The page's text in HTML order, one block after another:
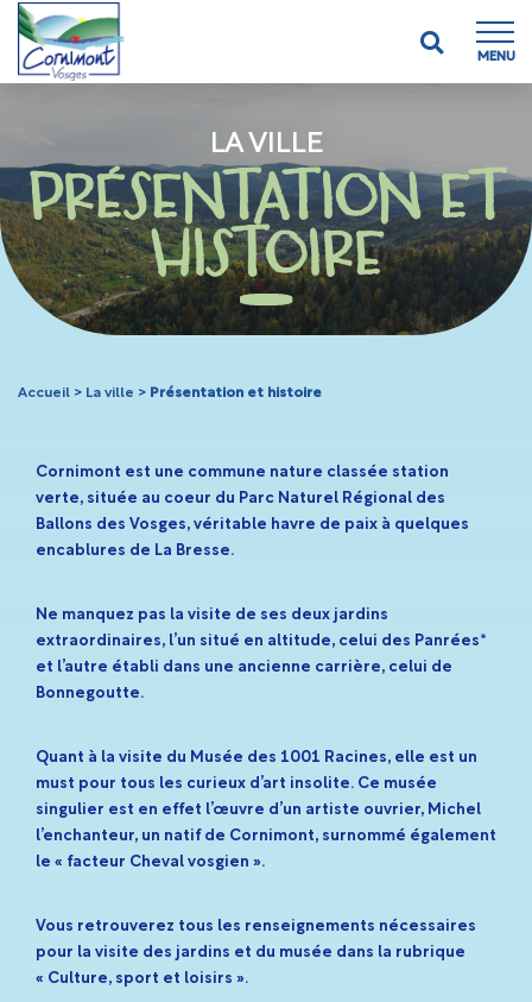
MENU
LA VILLE
PRÉSENTATION ET
HISTOIRE
Accueil > La ville > Présentation et histoire
Cornimont est une commune nature classée station
verte, située au coeur du Parc Naturel Régional des
Ballons des Vosges, véritable havre de paix à quelques
encablures de La Bresse.
Ne manquez pas la visite de ses deux jardins
extraordinaires, l’un situé en altitude, celui des Panrées*
et l’autre établi dans une ancienne carrière, celui de
Bonnegoutte.
Quant à la visite du Musée des 1001 Racines, elle est un
must pour tous les curieux d’art insolite. Ce musée
singulier est en effet l’œuvre d’un artiste ouvrier, Michel
l’enchanteur, un natif de Cornimont, surnommé également
le « facteur Cheval vosgien ».
Vous retrouverez tous les renseignements nécessaires
pour la visite des jardins et du musée dans la rubrique
« Culture, sport et loisirs ».